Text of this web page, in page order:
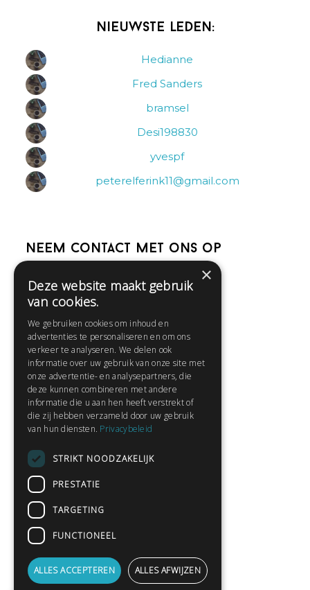
Nieuwste leden:
Hedianne
Fred Sanders
bramsel
Desi198830
yvespf
peterelferink11@gmail.com
Neem contact met ons op
Help
Contact
Huisregels
Snel naar:
Gratis aanmelden
Privacybeleid
Gedichten lezen
Schrijfwedstrijden
Schrijftips
×
Deze website maakt gebruik
van cookies.
We gebruiken cookies om inhoud en
advertenties te personaliseren en om ons
verkeer te analyseren. We delen ook
informatie over uw gebruik van onze site met
onze advertentie- en analysepartners, die
deze kunnen combineren met andere
informatie die u aan hen heeft verstrekt of
die zij hebben verzameld door uw gebruik
van hun diensten. Privacybeleid
STRIKT NOODZAKELIJK
PRESTATIE
TARGETING
FUNCTIONEEL
ALLES ACCEPTEREN ALLES AFWIJZEN